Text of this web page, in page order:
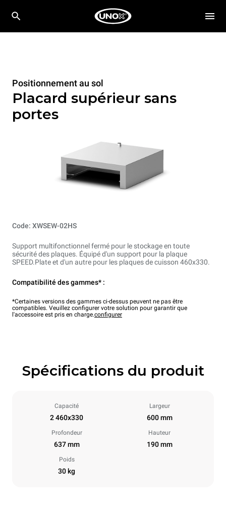
Positionnement au sol
Placard supérieur sans
portes
Code: XWSEW-02HS
Support multifonctionnel fermé pour le stockage en toute
sécurité des plaques. Équipé d'un support pour la plaque
SPEED.Plate et d'un autre pour les plaques de cuisson 460x330.
Compatibilité des gammes* :
*Certaines versions des gammes ci-dessus peuvent ne pas être
compatibles. Veuillez configurer votre solution pour garantir que
l'accessoire est pris en charge.configurer
Spécifications du produit
Capacité
2 460x330
Largeur
600 mm
Profondeur
637 mm
Hauteur
190 mm
Poids
30 kg